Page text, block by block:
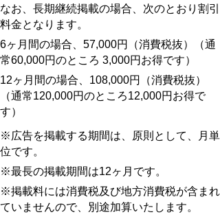
なお、長期継続掲載の場合、次のとおり割引
料金となります。
6ヶ月間の場合、57,000円（消費税抜）（通
常60,000円のところ 3,000円お得です）
12ヶ月間の場合、108,000円（消費税抜）
（通常120,000円のところ12,000円お得で
す）
※広告を掲載する期間は、原則として、月単
位です。
※最長の掲載期間は12ヶ月です。
※掲載料には消費税及び地方消費税が含まれ
ていませんので、別途加算いたします。